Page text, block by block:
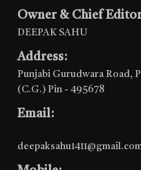
Owner & Chief
DEEPAK SAHU
Address:
Punjabi Gurudwara Road,
(C.G.) Pin - 495678
Email: